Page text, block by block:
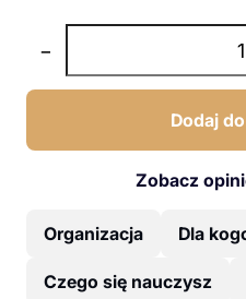
−
Dodaj
Zobacz
Organizacja Dla
Czego się nauczysz